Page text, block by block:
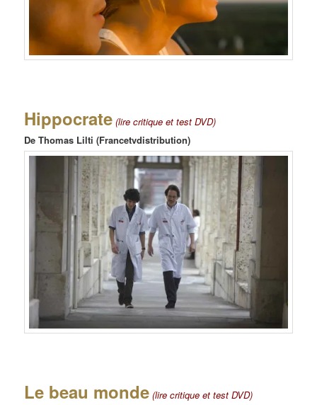
Hippocrate (lire critique et test DVD)
De Thomas Lilti (Francetvdistribution)
Le beau monde (lire critique et test DVD)